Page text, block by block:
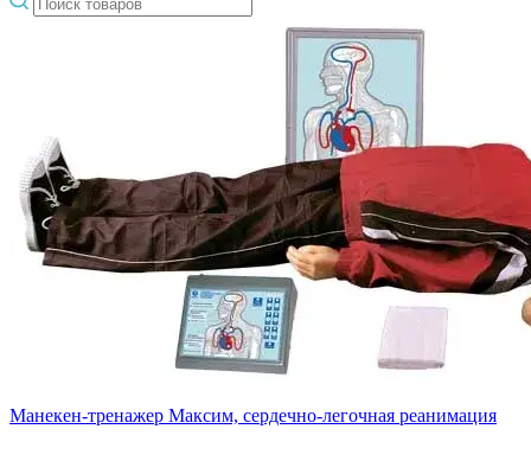
Манекен-тренажер Максим, сердечно-легочная реанимация